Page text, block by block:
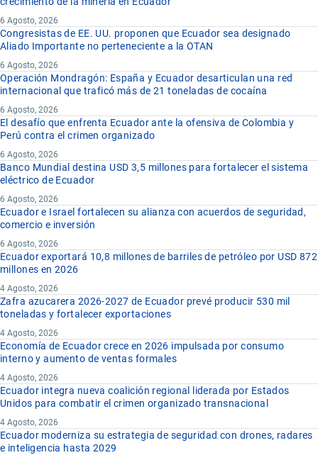
6 Agosto, 2026
Congresistas de EE. UU. proponen que Ecuador sea designado
Aliado Importante no perteneciente a la OTAN
6 Agosto, 2026
Operación Mondragón: España y Ecuador desarticulan una red
internacional que traficó más de 21 toneladas de cocaína
6 Agosto, 2026
El desafío que enfrenta Ecuador ante la ofensiva de Colombia y
Perú contra el crimen organizado
6 Agosto, 2026
Banco Mundial destina USD 3,5 millones para fortalecer el sistema
eléctrico de Ecuador
6 Agosto, 2026
Ecuador e Israel fortalecen su alianza con acuerdos de seguridad,
comercio e inversión
6 Agosto, 2026
Ecuador exportará 10,8 millones de barriles de petróleo por USD 872
millones en 2026
4 Agosto, 2026
Zafra azucarera 2026-2027 de Ecuador prevé producir 530 mil
toneladas y fortalecer exportaciones
4 Agosto, 2026
Economía de Ecuador crece en 2026 impulsada por consumo
interno y aumento de ventas formales
4 Agosto, 2026
Ecuador integra nueva coalición regional liderada por Estados
Unidos para combatir el crimen organizado transnacional
4 Agosto, 2026
Ecuador moderniza su estrategia de seguridad con drones, radares
e inteligencia hasta 2029